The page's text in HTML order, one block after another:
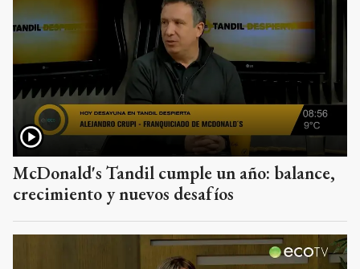
McDonald's Tandil cumple un año: balance,
crecimiento y nuevos desafíos